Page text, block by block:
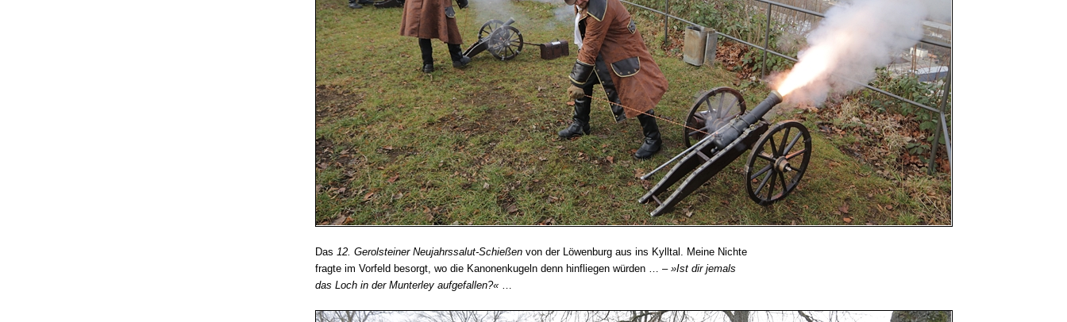
Das 12. Gerolsteiner Neujahrssalut-Schießen von der Löwenburg aus ins Kylltal. Meine Nichte
fragte im Vorfeld besorgt, wo die Kanonenkugeln denn hinfliegen würden … – »Ist dir jemals
das Loch in der Munterley aufgefallen?«